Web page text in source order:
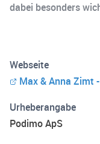
dabei besonders
Webseite
Max & Anna Zimt
Urheberangabe
Podimo ApS